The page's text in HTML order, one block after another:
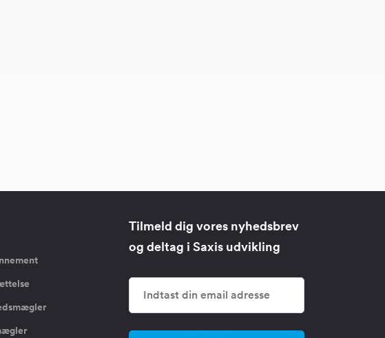
Tilmeld dig vores nyhedsbrev
og deltag i Saxis udvikling